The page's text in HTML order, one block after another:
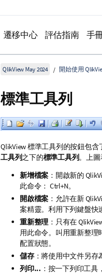
遷移中心 評估指南 手
QlikView May 2024 開始使用
標準工具列
QlikView 標準工具列的按鈕包
工具列之下的標準工具列。上圖
新增檔案 ：開啟新的
此命令： Ctrl+N。
開啟檔案 ：允許在新
案精靈。利用下列鍵盤快
重新整理 ：只有在
用此命令。叫用重新整理
配置狀態。
儲存：將使用中文件另存
列印... ：按一下列印工